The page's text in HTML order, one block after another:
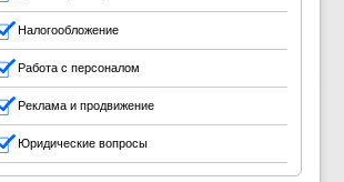
Налогообложение
Работа с персоналом
Реклама и продвижение
Юридические вопросы